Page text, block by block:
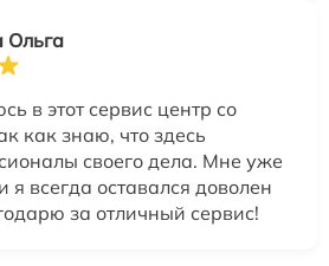
Ольга
в этот сервис центр со
как знаю, что здесь
своего дела. Мне уже
я всегда оставался доволен
за отличный сервис!